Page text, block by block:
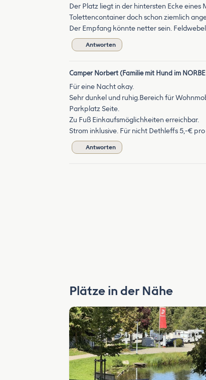
Der Platz liegt in der hintersten Ecke
Tolettencontainer doch schon ziemlich
Der Empfang könnte netter sein.
Antworten
Camper Norbert (Familie mit Hund im
Für eine Nacht okay.
Sehr dunkel und ruhig.Bereich für
Parkplatz Seite.
Zu Fuß Einkaufsmöglichkeiten erreichbar.
Strom inklusive. Für nicht Dethleffs 5,-€
Antworten
Plätze in der Nähe